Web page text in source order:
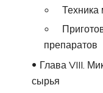
Техника
препаратов
Глава VIII.
сырья